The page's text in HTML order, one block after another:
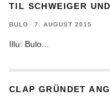
TIL SCHWEIGER
BULO · 7. AUGUST 2015
Illu: Bulo
CLAP GRÜNDET